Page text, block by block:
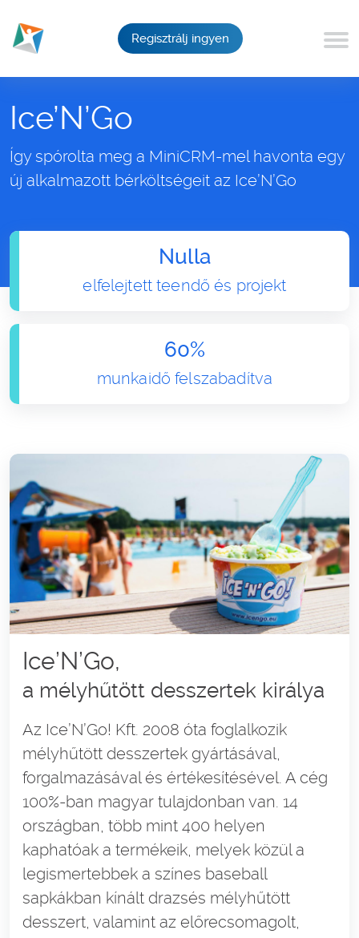
Regisztrálj ingyen
Ice’N’Go
Így spórolta meg a MiniCRM-mel havonta egy
új alkalmazott bérköltségeit az Ice’N’Go
Nulla
elfelejtett teendő és projekt
60%
munkaidő felszabadítva
Ice’N’Go,
a mélyhűtött desszertek királya
Az Ice’N’Go! Kft. 2008 óta foglalkozik
mélyhűtött desszertek gyártásával,
forgalmazásával és értékesítésével. A cég
100%-ban magyar tulajdonban van. 14
országban, több mint 400 helyen
kaphatóak a termékeik, melyek közül a
legismertebbek a színes baseball
sapkákban kínált drazsés mélyhűtött
desszert, valamint az előrecsomagolt,